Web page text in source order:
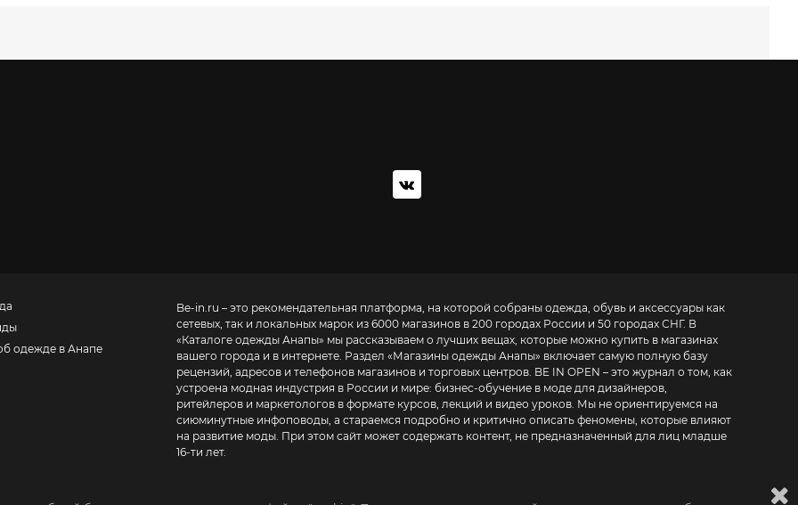
одежде в Анапе
Be-in.ru – это рекомендательная платформа, на которой собраны одежда, обувь и аксессуары как
сетевых, так и локальных марок из 6000 магазинов в 200 городах России и 50 городах СНГ. В
«Каталоге одежды Анапы» мы рассказываем о лучших вещах, которые можно купить в магазинах
вашего города и в интернете. Раздел «Магазины одежды Анапы» включает самую полную базу
рецензий, адресов и телефонов магазинов и торговых центров. BE IN OPEN – это журнал о том, как
устроена модная индустрия в России и мире: бизнес-обучение в моде для дизайнеров,
ритейлеров и маркетологов в формате курсов, лекций и видео уроков. Мы не ориентируемся на
сиюминутные инфоповоды, а стараемся подробно и критично описать феномены, которые влияют
на развитие моды. При этом сайт может содержать контент, не предназначенный для лиц младше
16-ти лет.